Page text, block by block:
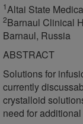
1Altai State
2Barnaul Clinical
Barnaul, Russia
ABSTRACT
Solutions for
currently
crystalloid
need for